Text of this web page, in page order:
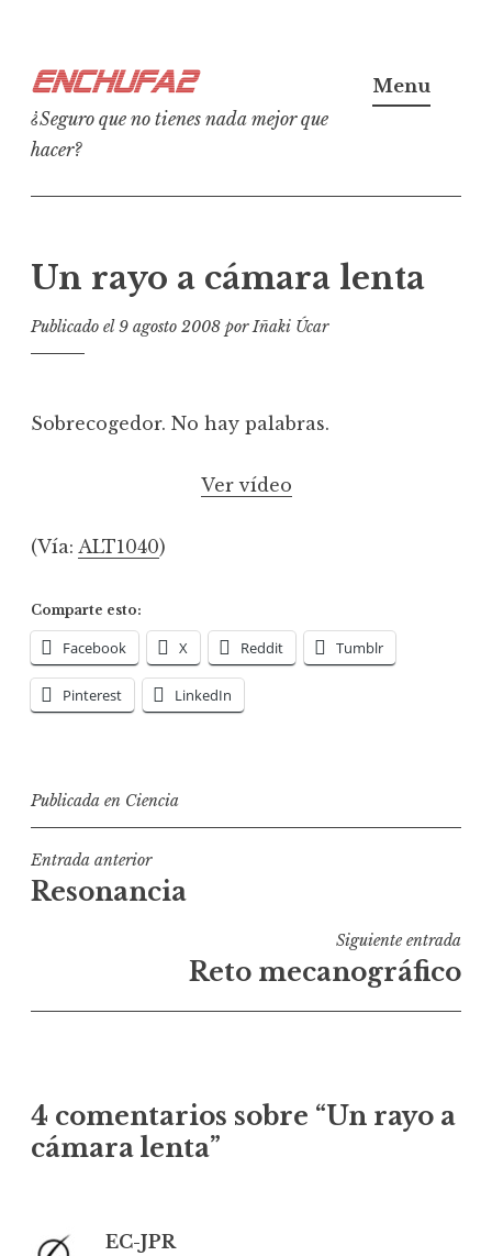
al
contenido
Enchufa2
¿Seguro que no tienes nada mejor que
hacer?
Menu
Un rayo a cámara lenta
Publicado el9 agosto 2008 porIñaki Úcar
Sobrecogedor. No hay palabras.
Ver vídeo
(Vía: ALT1040)
Comparte esto:
Facebook X Reddit Tumblr
Pinterest LinkedIn
Publicada en Ciencia
Navegación
de
Entrada anterior
Resonancia
Siguiente entrada
Reto mecanográfico
4 comentarios sobre “Un rayo a
cámara lenta”
EC-JPR